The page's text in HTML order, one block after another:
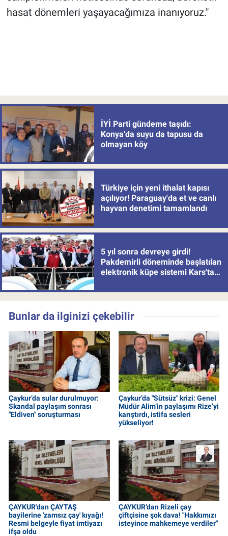
hasat dönemleri yaşayacağımıza inanıyoruz."
İYİ Parti gündeme taşıdı:
Konya'da suyu da tapusu da
olmayan köy
Türkiye için yeni ithalat kapısı
açılıyor! Paraguay'da et ve canlı
hayvan denetimi tamamlandı
5 yıl sonra devreye girdi!
Pakdemirli döneminde başlatılan
elektronik küpe sistemi Kars'tan
Bunlar da ilginizi çekebilir
Çaykur’da sular durulmuyor:
Skandal paylaşım sonrası
"Eldiven" soruşturması
Çaykur’da "Sütsüz" krizi: Genel
Müdür Alim’in paylaşımı Rize’yi
karıştırdı, istifa sesleri
yükseliyor!
ÇAYKUR'dan ÇAYTAŞ
bayilerine 'zamsız çay' kıyağı!
Resmi belgeyle fiyat imtiyazı
ifşa oldu
ÇAYKUR’dan Rizeli çay
çiftçisine şok dava! "Hakkımızı
isteyince mahkemeye verdiler"